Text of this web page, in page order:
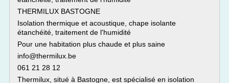
THERMILUX BASTOGNE
Isolation thermique et acoustique, chape isolante
étanchéité, traitement de l'humidité
Pour une habitation plus chaude et plus saine
info@thermilux.be
061 21 28 12
Thermilux, situé à Bastogne, est spécialisé en isolation